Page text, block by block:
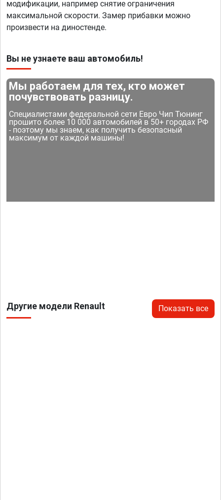
модификации, например снятие ограничения
максимальной скорости. Замер прибавки можно
произвести на диностенде.
Вы не узнаете ваш автомобиль!
Мы работаем для тех, кто может
почувствовать разницу.
Специалистами федеральной сети Евро Чип Тюнинг
прошито более 10 000 автомобилей в 50+ городах РФ
- поэтому мы знаем, как получить безопасный
максимум от каждой машины!
Другие модели Renault Показать все